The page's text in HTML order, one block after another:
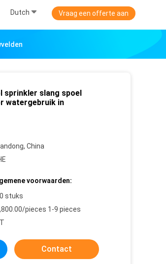
Dutch Vraag een offerte aan
sprinkler slang spoel
watergebruik in
China
voorwaarden:
stuks
pieces 1-9 pieces
Contact